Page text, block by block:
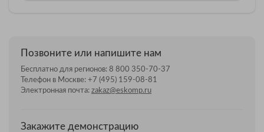
Позвоните или напишите нам
Бесплатно для регионов: 8 800 350-70-37
Телефон в Москве: +7 (495) 159-08-81
Электронная почта: zakaz@eskomp.ru
Закажите демонстрацию